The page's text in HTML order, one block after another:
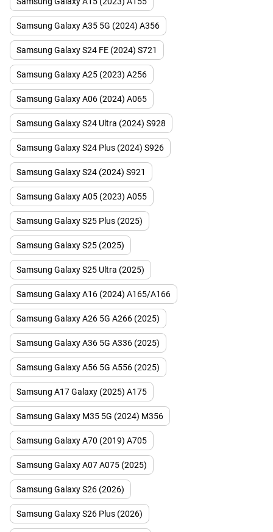
Samsung Galaxy A35 5G (2024) A356
Samsung Galaxy S24 FE (2024) S721
Samsung Galaxy A25 (2023) A256
Samsung Galaxy A06 (2024) A065
Samsung Galaxy S24 Ultra (2024) S928
Samsung Galaxy S24 Plus (2024) S926
Samsung Galaxy S24 (2024) S921
Samsung Galaxy A05 (2023) A055
Samsung Galaxy S25 Plus (2025)
Samsung Galaxy S25 (2025)
Samsung Galaxy S25 Ultra (2025)
Samsung Galaxy A16 (2024) A165/A166
Samsung Galaxy A26 5G A266 (2025)
Samsung Galaxy A36 5G A336 (2025)
Samsung Galaxy A56 5G A556 (2025)
Samsung A17 Galaxy (2025) A175
Samsung Galaxy M35 5G (2024) M356
Samsung Galaxy A70 (2019) A705
Samsung Galaxy A07 A075 (2025)
Samsung Galaxy S26 (2026)
Samsung Galaxy S26 Plus (2026)